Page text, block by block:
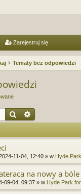
Zarejestruj się
Tematy bez odpowiedzi
Szukaj
11-04, 12:40 » w Hyde
na nowy a
09-04, 09:37 » w Hyde Park